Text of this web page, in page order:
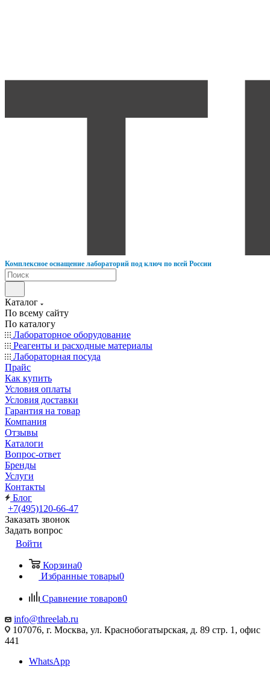
Комплексное оснащение лабораторий под ключ по всей России
Каталог
По всему сайту
По каталогу
Лабораторное оборудование
Реагенты и расходные материалы
Лабораторная посуда
Прайс
Как купить
Условия оплаты
Условия доставки
Гарантия на товар
Компания
Отзывы
Каталоги
Вопрос-ответ
Бренды
Услуги
Контакты
Блог
+7(495)120-66-47
Заказать звонок
Задать вопрос
Войти
Корзина0
Избранные товары0
Сравнение товаров0
info@threelab.ru
107076, г. Москва, ул. Краснобогатырская, д. 89 стр. 1, офис
441
WhatsApp